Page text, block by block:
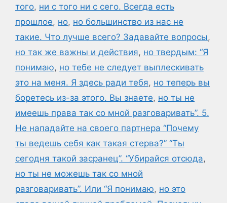
того, ни с того ни с сего. Всегда есть
прошлое, но, но большинство из нас не
такие. Что лучше всего? Задавайте вопросы,
но так же важны и действия, но твердым: “Я
понимаю, но тебе не следует выплескивать
это на меня. Я здесь ради тебя, но теперь вы
боретесь из-за этого. Вы знаете, но ты не
имеешь права так со мной разговаривать”. 5.
Не нападайте на своего партнера “Почему
ты ведешь себя как такая стерва?” “Ты
сегодня такой засранец”. “Убирайся отсюда,
но ты не можешь так со мной
разговаривать”. Или “Я понимаю, но это